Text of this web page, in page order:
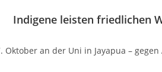
Indigene leisten friedlichen
Oktober an der Uni in Jayapua –